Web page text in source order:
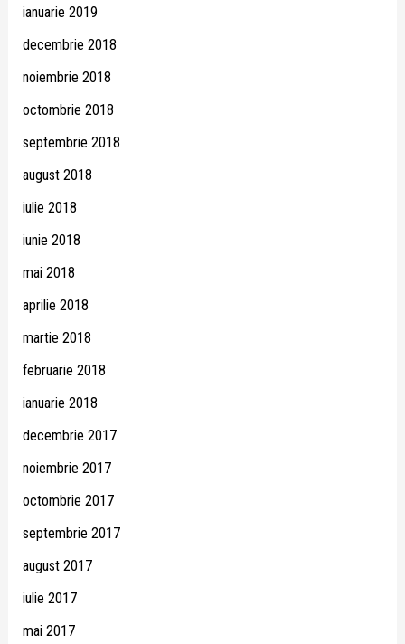
ianuarie 2019
decembrie 2018
noiembrie 2018
octombrie 2018
septembrie 2018
august 2018
iulie 2018
iunie 2018
mai 2018
aprilie 2018
martie 2018
februarie 2018
ianuarie 2018
decembrie 2017
noiembrie 2017
octombrie 2017
septembrie 2017
august 2017
iulie 2017
mai 2017